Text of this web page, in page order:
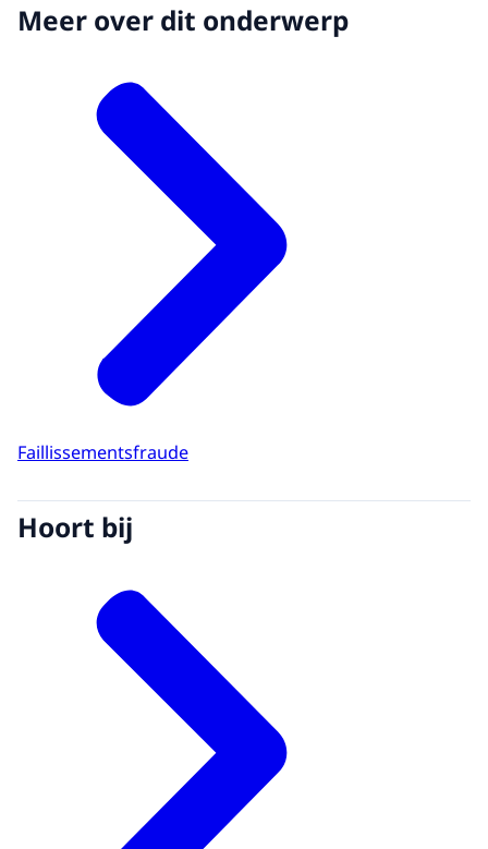
Meer over dit onderwerp
Faillissementsfraude
Hoort bij